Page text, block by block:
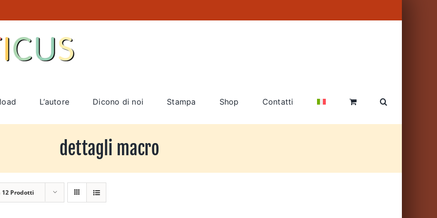
L’autore Dicono di noi Stampa Shop Contatti
dettagli macro
12 Prodotti